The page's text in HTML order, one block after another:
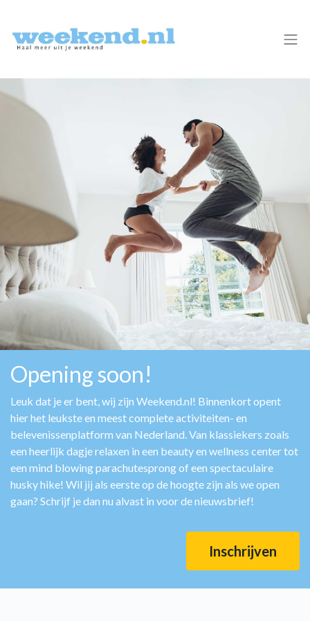
Opening soon!
Leuk dat je er bent, wij zijn Weekend.nl! Binnenkort opent
hier het leukste en meest complete activiteiten- en
belevenissenplatform van Nederland. Van klassiekers zoals
een heerlijk dagje relaxen in een beauty en wellness center tot
een mind blowing parachutesprong of een spectaculaire
husky hike! Wil jij als eerste op de hoogte zijn als we open
gaan? Schrijf je dan nu alvast in voor de nieuwsbrief!
Inschrijven​​​​​​